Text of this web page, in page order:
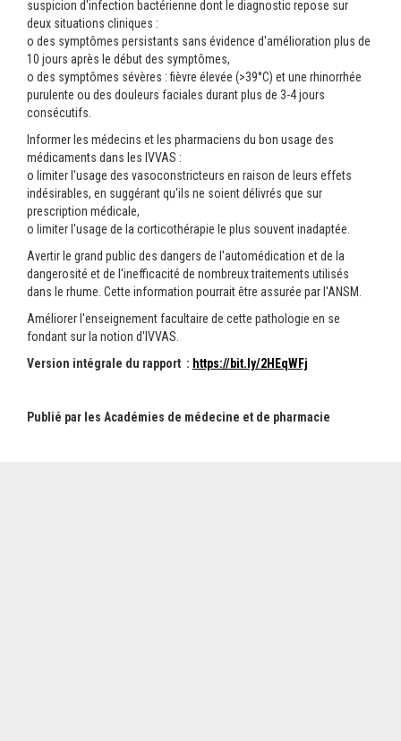
suspicion d'infection bactérienne dont le diagnostic repose sur
deux situations cliniques :
o des symptômes persistants sans évidence d'amélioration plus de
10 jours après le début des symptômes,
o des symptômes sévères : fièvre élevée (>39°C) et une rhinorrhée
purulente ou des douleurs faciales durant plus de 3-4 jours
consécutifs.
Informer les médecins et les pharmaciens du bon usage des
médicaments dans les IVVAS :
o limiter l'usage des vasoconstricteurs en raison de leurs effets
indésirables, en suggérant qu'ils ne soient délivrés que sur
prescription médicale,
o limiter l'usage de la corticothérapie le plus souvent inadaptée.
Avertir le grand public des dangers de l'automédication et de la
dangerosité et de l'inefficacité de nombreux traitements utilisés
dans le rhume. Cette information pourrait être assurée par l'ANSM.
Améliorer l'enseignement facultaire de cette pathologie en se
fondant sur la notion d'IVVAS.
Version intégrale du rapport : https://bit.ly/2HEqWFj
Publié par les Académies de médecine et de pharmacie